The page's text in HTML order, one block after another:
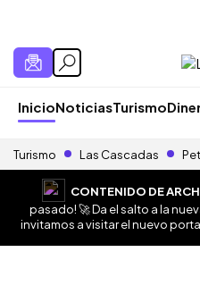
InicioNoticiasTurismo
Turismo Las Cascadas
CONTENIDO DE
pasado! 🚀 Da el salto a la
invitamos a visitar el nuevo